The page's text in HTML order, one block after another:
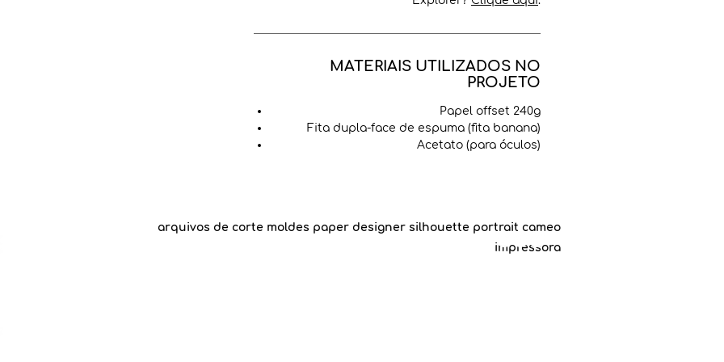
MATERIAIS UTILIZADOS NO
PROJETO
Papel offset 240g
Fita dupla-face de espuma (fita banana)
Acetato (para óculos)
arquivos de corte moldes paper designer silhouette portrait cameo
impressora